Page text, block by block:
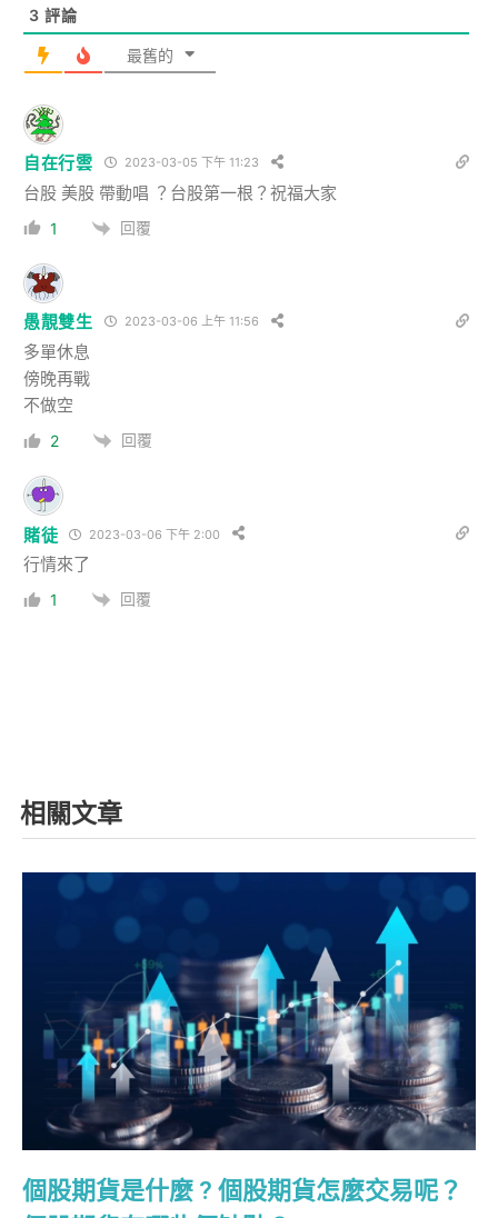
3 評論
最舊的
自在行雲 2023-03-05 下午 11:23
台股 美股 帶動唱 ？台股第一根？祝福大家
1 回覆
愚靚雙生 2023-03-06 上午 11:56
多單休息
傍晚再戰
不做空
2 回覆
賭徒 2023-03-06 下午 2:00
行情來了
1 回覆
相關文章
個股期貨是什麼 ? 個股期貨怎麼交易呢？